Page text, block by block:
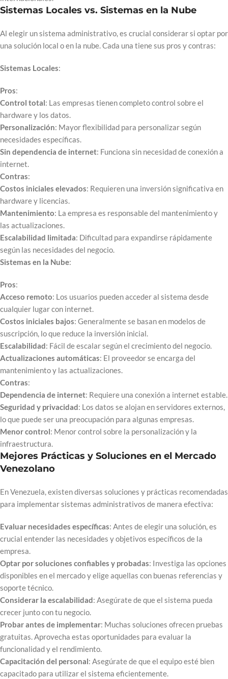
Sistemas Locales vs. Sistemas en la Nube
Al elegir un sistema administrativo, es crucial considerar si optar por
una solución local o en la nube. Cada una tiene sus pros y contras:
Sistemas Locales:
Pros:
Control total: Las empresas tienen completo control sobre el
hardware y los datos.
Personalización: Mayor flexibilidad para personalizar según
necesidades específicas.
Sin dependencia de internet: Funciona sin necesidad de conexión a
internet.
Contras:
Costos iniciales elevados: Requieren una inversión significativa en
hardware y licencias.
Mantenimiento: La empresa es responsable del mantenimiento y
las actualizaciones.
Escalabilidad limitada: Dificultad para expandirse rápidamente
según las necesidades del negocio.
Sistemas en la Nube:
Pros:
Acceso remoto: Los usuarios pueden acceder al sistema desde
cualquier lugar con internet.
Costos iniciales bajos: Generalmente se basan en modelos de
suscripción, lo que reduce la inversión inicial.
Escalabilidad: Fácil de escalar según el crecimiento del negocio.
Actualizaciones automáticas: El proveedor se encarga del
mantenimiento y las actualizaciones.
Contras:
Dependencia de internet: Requiere una conexión a internet estable.
Seguridad y privacidad: Los datos se alojan en servidores externos,
lo que puede ser una preocupación para algunas empresas.
Menor control: Menor control sobre la personalización y la
infraestructura.
Mejores Prácticas y Soluciones en el Mercado
Venezolano
En Venezuela, existen diversas soluciones y prácticas recomendadas
para implementar sistemas administrativos de manera efectiva:
Evaluar necesidades específicas: Antes de elegir una solución, es
crucial entender las necesidades y objetivos específicos de la
empresa.
Optar por soluciones confiables y probadas: Investiga las opciones
disponibles en el mercado y elige aquellas con buenas referencias y
soporte técnico.
Considerar la escalabilidad: Asegúrate de que el sistema pueda
crecer junto con tu negocio.
Probar antes de implementar: Muchas soluciones ofrecen pruebas
gratuitas. Aprovecha estas oportunidades para evaluar la
funcionalidad y el rendimiento.
Capacitación del personal: Asegúrate de que el equipo esté bien
capacitado para utilizar el sistema eficientemente.